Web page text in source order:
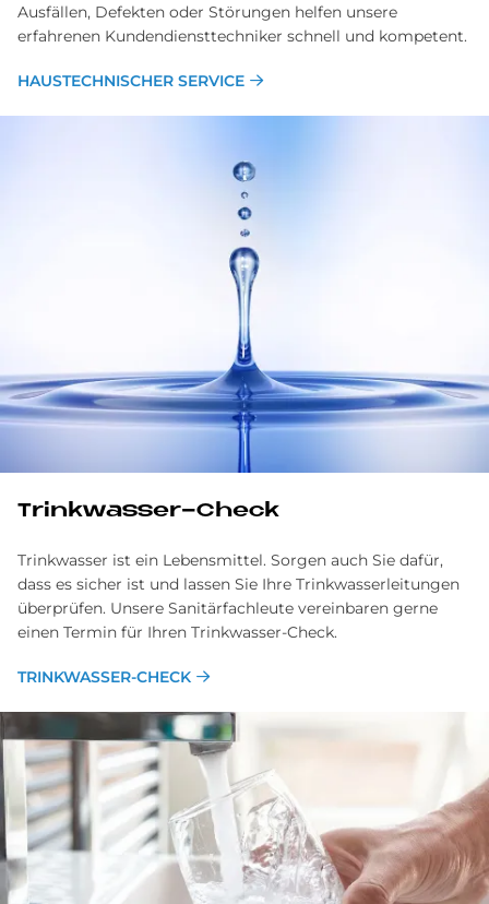
Ausfällen, Defekten oder Störungen helfen unsere
erfahrenen Kundendiensttechniker schnell und kompetent.
HAUSTECHNISCHER SERVICE
Trinkwasser-Check
Trinkwasser ist ein Lebensmittel. Sorgen auch Sie dafür,
dass es sicher ist und lassen Sie Ihre Trink­wasser­leitungen
überprüfen. Unsere Sanitär­fachleute ver­ein­baren gerne
einen Termin für Ihren Trink­wasser-Check.
TRINKWASSER-CHECK